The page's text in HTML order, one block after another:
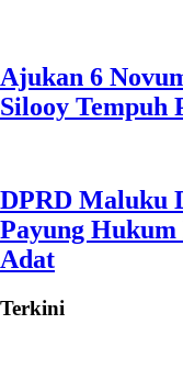
Ajukan 6
Silooy Tempuh
DPRD Maluku
Payung
Adat
Terkini